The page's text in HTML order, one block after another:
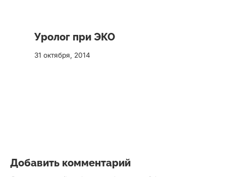
Уролог при ЭКО
31 октября, 2014
Добавить комментарий